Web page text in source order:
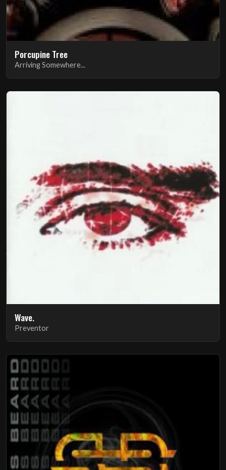
Porcupine Tree
Arriving Somewhere...
Wave.
Preventor